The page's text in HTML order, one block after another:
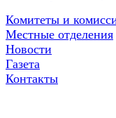
Комитеты и
Местные отделения
Новости
Газета
Контакты